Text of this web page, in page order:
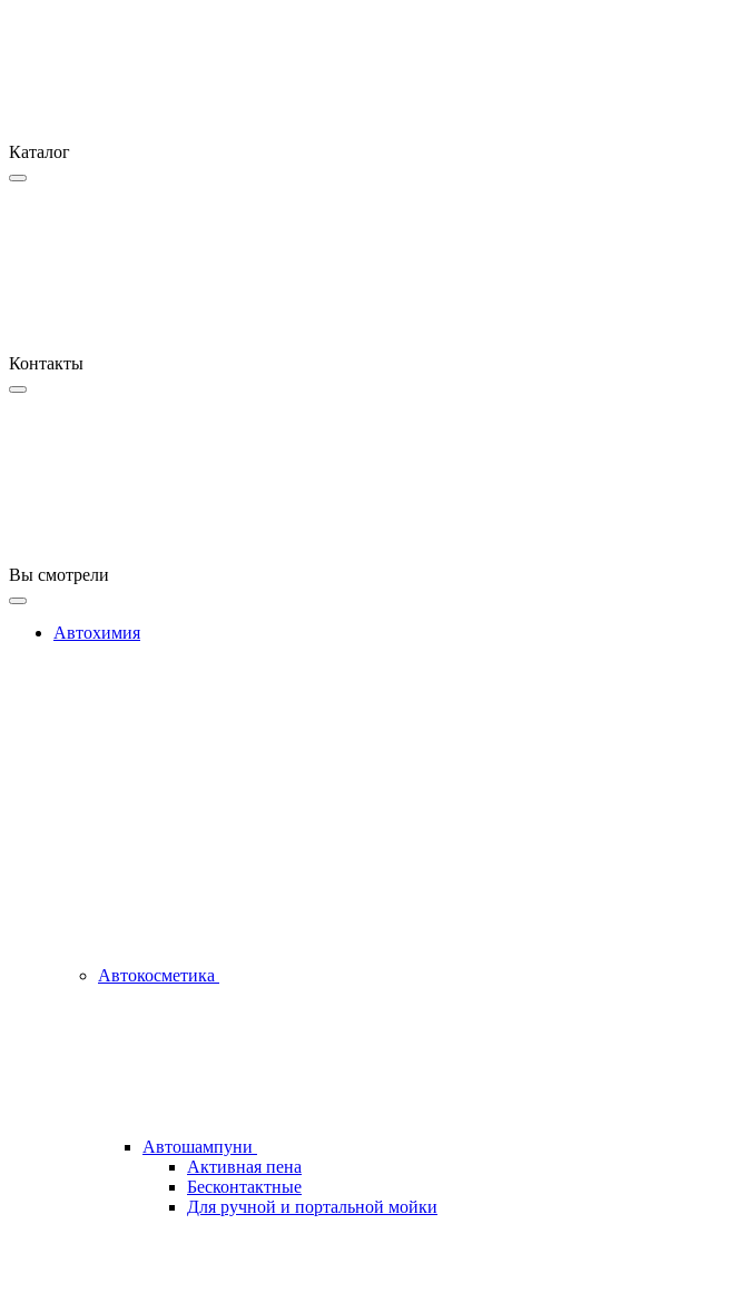
Каталог
Контакты
Вы смотрели
Автохимия
Автокосметика
Автошампуни
Активная пена
Бесконтактные
Для ручной и портальной мойки